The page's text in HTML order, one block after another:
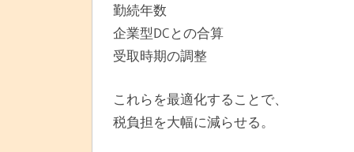
勤続年数
企業型DCとの合算
受取時期の調整
これらを最適化することで、
税負担を大幅に減らせる。